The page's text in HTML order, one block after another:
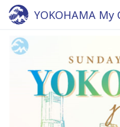
YOKOHAMA My